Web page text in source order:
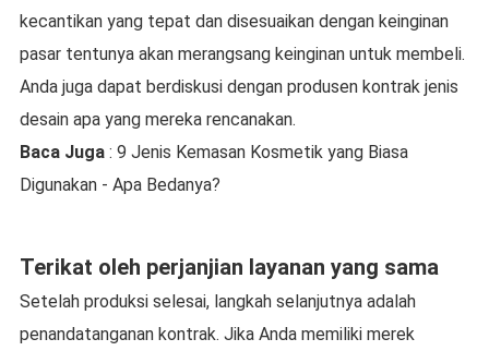
kecantikan yang tepat dan disesuaikan dengan keinginan
pasar tentunya akan merangsang keinginan untuk membeli.
Anda juga dapat berdiskusi dengan produsen kontrak jenis
desain apa yang mereka rencanakan.
Baca Juga: 9 Jenis Kemasan Kosmetik yang Biasa
Digunakan - Apa Bedanya?
Terikat oleh perjanjian layanan yang sama
Setelah produksi selesai, langkah selanjutnya adalah
penandatanganan kontrak. Jika Anda memiliki merek